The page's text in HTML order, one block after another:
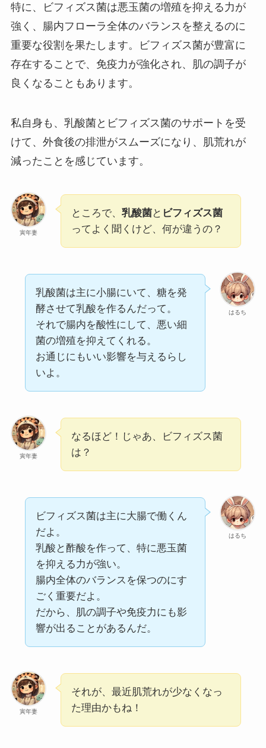
特に、ビフィズス菌は悪玉菌の増殖を抑える力が
強く、腸内フローラ全体のバランスを整えるのに
重要な役割を果たします。ビフィズス菌が豊富に
存在することで、免疫力が強化され、肌の調子が
良くなることもあります。
私自身も、乳酸菌とビフィズス菌のサポートを受
けて、外食後の排泄がスムーズになり、肌荒れが
減ったことを感じています。
寅年妻
ところで、 乳酸菌と ビフィズス菌
ってよく聞くけど、何が違うの？
はるち
乳酸菌は主に小腸にいて、糖を発
酵させて乳酸を作るんだって。
それで腸内を酸性にして、悪い細
菌の増殖を抑えてくれる。
お通じにもいい影響を与えるらし
いよ。
寅年妻
なるほど！じゃあ、ビフィズス菌
は？
はるち
ビフィズス菌は主に大腸で働くん
だよ。
乳酸と酢酸を作って、特に悪玉菌
を抑える力が強い。
腸内全体のバランスを保つのにす
ごく重要だよ。
だから、肌の調子や免疫力にも影
響が出ることがあるんだ。
寅年妻
それが、最近肌荒れが少なくなっ
た理由かもね！